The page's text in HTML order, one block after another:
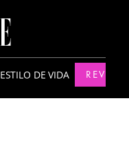
ESTILO DE VIDA